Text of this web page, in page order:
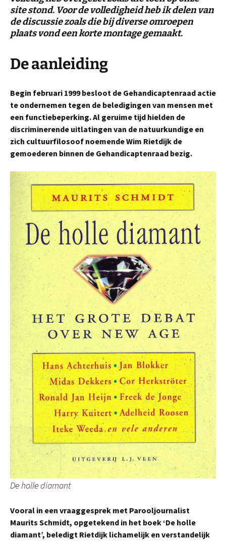
site stond. Voor de volledigheid heb ik delen van
de discussie zoals die bij diverse omroepen
plaats vond een korte montage gemaakt.
De aanleiding
Begin februari 1999 besloot de Gehandicaptenraad actie
te ondernemen tegen de beledigingen van mensen met
een functiebeperking. Al geruime tijd hielden de
discriminerende uitlatingen van de natuurkundige en
zich cultuurfilosoof noemende Wim Rietdijk de
gemoederen binnen de Gehandicaptenraad bezig.
De holle diamant
Vooral in een vraaggesprek met Parooljournalist
Maurits Schmidt, opgetekend in het boek ‘De holle
diamant’, beledigt Rietdijk lichamelijk en verstandelijk